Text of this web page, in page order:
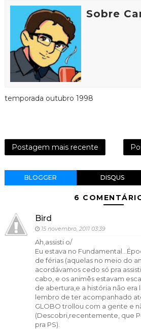
Sobre
temporada outubro 1998
Postagem mais recente
BLOGGER DISQUS
6
Bird
15 novembro, 2011 03:39
Ah,assisti o/
Eu estava no
de férias (aquelas no meio do
acordávamos cedo só pra
cabo, e os animês estavam
de abertura,e a história não era
lembro de ter acompanhado
GLOBO trollou com a gente e
(Descobri,recentemente, que
pra PS).